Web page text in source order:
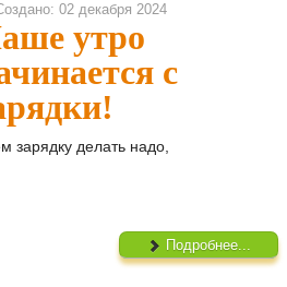
02 декабря 2024
утро
с
зарядку делать надо,
Подробнее...